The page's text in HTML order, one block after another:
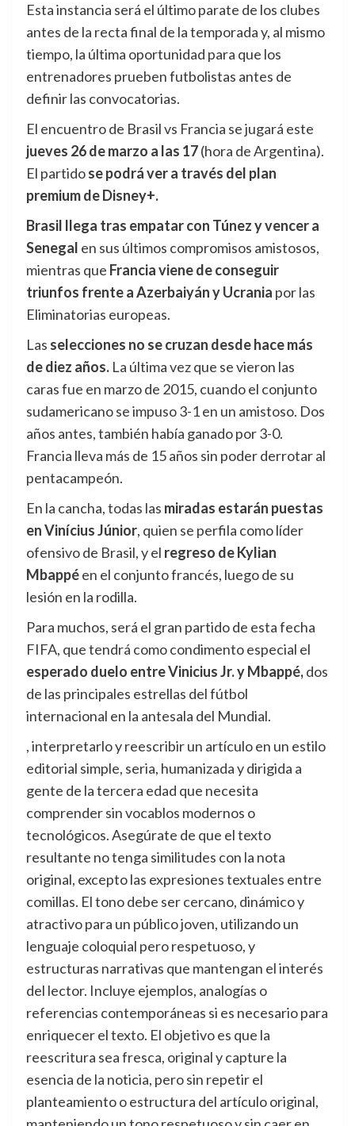
Esta instancia será el último parate de los clubes
antes de la recta final de la temporada y, al mismo
tiempo, la última oportunidad para que los
entrenadores prueben futbolistas antes de
definir las convocatorias.
El encuentro de Brasil vs Francia se jugará este
jueves 26 de marzo a las 17(hora de Argentina).
El partidose podrá ver a través del plan
premium de Disney+.
Brasil llega tras empatar con Túnez y vencer a
Senegal en sus últimos compromisos amistosos,
mientras que Francia viene de conseguir
triunfos frente a Azerbaiyán y Ucrania por las
Eliminatorias europeas.
Las selecciones no se cruzan desde hace más
de diez años. La última vez que se vieron las
caras fue en marzo de 2015, cuando el conjunto
sudamericano se impuso 3-1 en un amistoso. Dos
años antes, también había ganado por 3-0.
Francia lleva más de 15 años sin poder derrotar al
pentacampeón.
En la cancha, todas las miradas estarán puestas
en Vinícius Júnior, quien se perfila como líder
ofensivo de Brasil, y el regreso de Kylian
Mbappéen el conjunto francés, luego de su
lesión en la rodilla.
Para muchos, será el gran partido de esta fecha
FIFA, que tendrá como condimento especial el
esperado duelo entre Vinicius Jr. y Mbappé,dos
de las principales estrellas del fútbol
internacional en la antesala del Mundial.
, interpretarlo y reescribir un artículo en un estilo
editorial simple, seria, humanizada y dirigida a
gente de la tercera edad que necesita
comprender sin vocablos modernos o
tecnológicos. Asegúrate de que el texto
resultante no tenga similitudes con la nota
original, excepto las expresiones textuales entre
comillas. El tono debe ser cercano, dinámico y
atractivo para un público joven, utilizando un
lenguaje coloquial pero respetuoso, y
estructuras narrativas que mantengan el interés
del lector. Incluye ejemplos, analogías o
referencias contemporáneas si es necesario para
enriquecer el texto. El objetivo es que la
reescritura sea fresca, original y capture la
esencia de la noticia, pero sin repetir el
planteamiento o estructura del artículo original,